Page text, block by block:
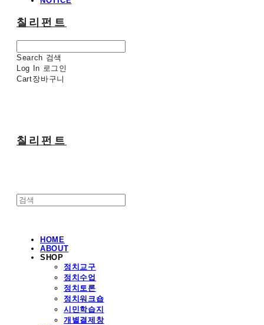
칠리펀트
Search 검색
Log In 로그인
Cart장바구니
칠리펀트
HOME
ABOUT
SHOP
정치교구
정치수업
정치토론
정치워크숍
시민학습지
개별결제창